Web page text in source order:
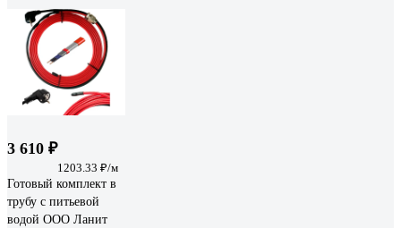
3 610 ₽
1203.33 ₽/м
Готовый комплект в
трубу с питьевой
водой ООО Ланит